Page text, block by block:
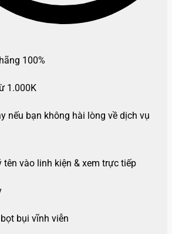
100%
1.000K
nếu bạn không hài lòng về dịch vụ
tên vào linh kiện & xem trực tiếp
bụi vĩnh viễn